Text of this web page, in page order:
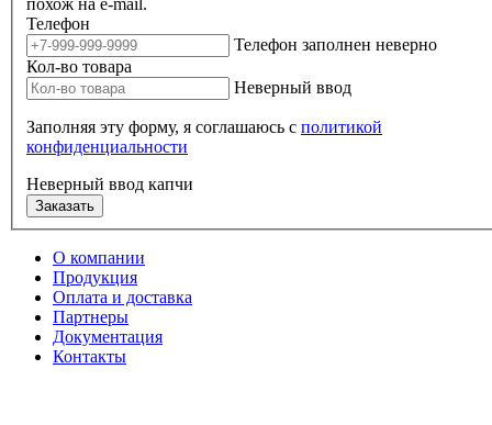
Телефон
Телефон заполнен неверно
Кол-во товара
Неверный ввод
Заполняя эту форму, я соглашаюсь с политикой
конфиденциальности
Неверный ввод капчи
Заказать
О компании
Продукция
Оплата и доставка
Партнеры
Документация
Контакты